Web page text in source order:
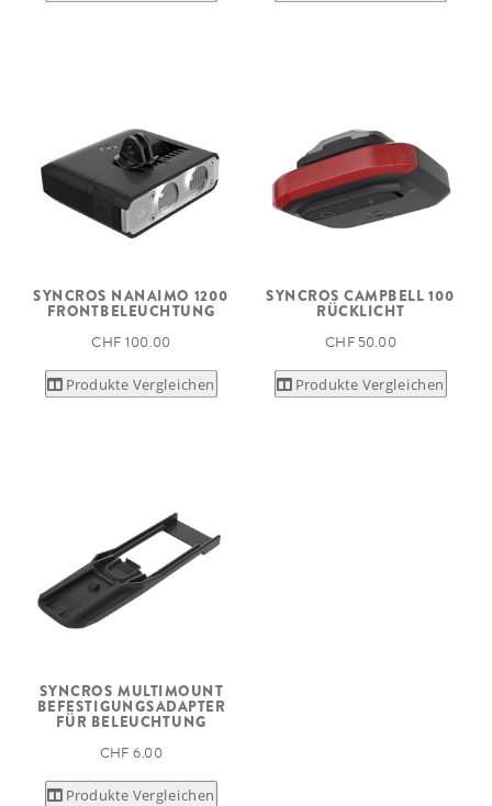
SYNCROS NANAIMO 1200
FRONTBELEUCHTUNG
CHF 100.00
Produkte Vergleichen
SYNCROS CAMPBELL 100
RÜCKLICHT
CHF 50.00
Produkte Vergleichen
SYNCROS MULTIMOUNT
BEFESTIGUNGSADAPTER
FÜR BELEUCHTUNG
CHF 6.00
Produkte Vergleichen